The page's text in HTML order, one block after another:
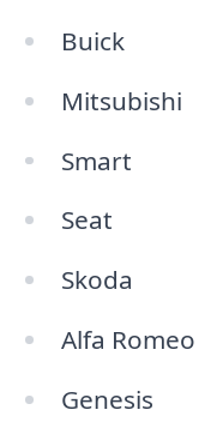
Buick
Mitsubishi
Smart
Seat
Skoda
Alfa Romeo
Genesis